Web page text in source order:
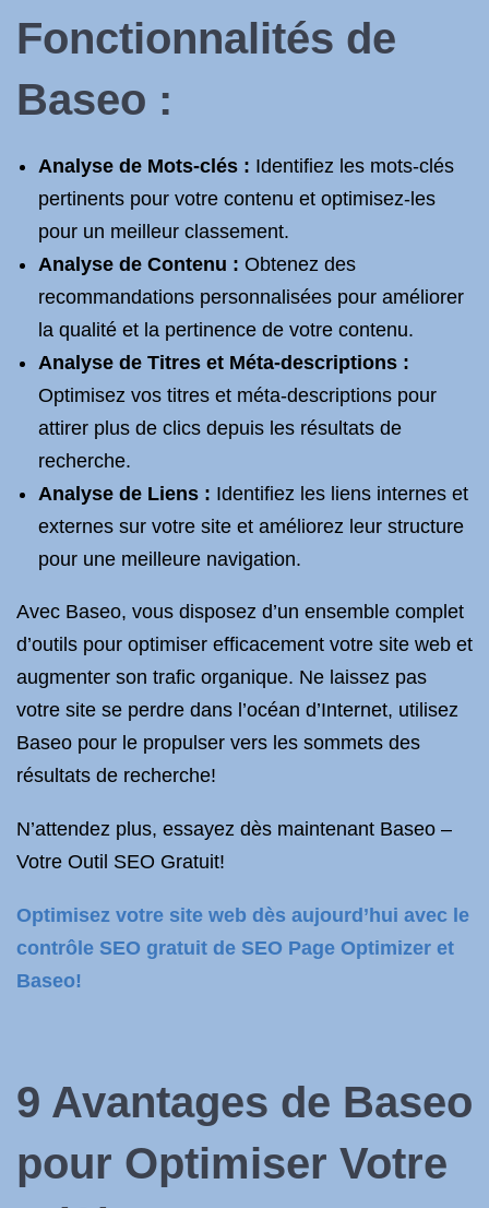
Fonctionnalités de
Baseo :
Analyse de Mots-clés : Identifiez les mots-clés
pertinents pour votre contenu et optimisez-les
pour un meilleur classement.
Analyse de Contenu : Obtenez des
recommandations personnalisées pour améliorer
la qualité et la pertinence de votre contenu.
Analyse de Titres et Méta-descriptions :
Optimisez vos titres et méta-descriptions pour
attirer plus de clics depuis les résultats de
recherche.
Analyse de Liens : Identifiez les liens internes et
externes sur votre site et améliorez leur structure
pour une meilleure navigation.
Avec Baseo, vous disposez d’un ensemble complet
d’outils pour optimiser efficacement votre site web et
augmenter son trafic organique. Ne laissez pas
votre site se perdre dans l’océan d’Internet, utilisez
Baseo pour le propulser vers les sommets des
résultats de recherche!
N’attendez plus, essayez dès maintenant Baseo –
Votre Outil SEO Gratuit!
Optimisez votre site web dès aujourd’hui avec le
contrôle SEO gratuit de SEO Page Optimizer et
Baseo!
9 Avantages de Baseo
pour Optimiser Votre